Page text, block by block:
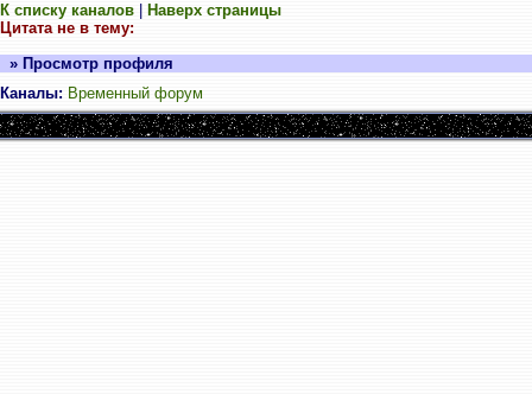
К списку каналов
Наверх страницы
Цитата не в тему:
» Просмотр профиля
Каналы: Временный форум